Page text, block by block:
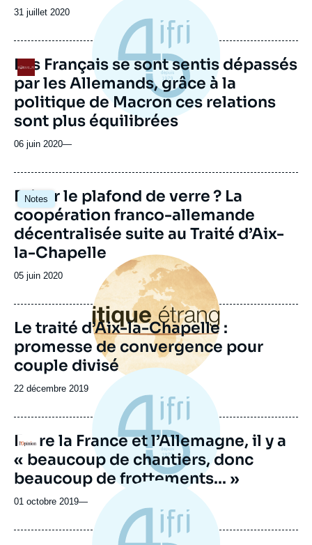
Date
publication
31 juillet 2020
Logo
Les Français se sont sentis dépassés
par les Allemands, grâce à la
politique de Macron ces relations
sont plus équilibrées
06 juin 2020—
Notes
Image
principale
Briser le plafond de verre ? La
coopération franco-allemande
décentralisée suite au Traité d’Aix-
la-Chapelle
Date
publication
05 juin 2020
Image
principale
Le traité d’Aix-la-Chapelle :
promesse de convergence pour
couple divisé
Date
publication
22 décembre 2019
Logo
Entre la France et l’Allemagne, il y a
« beaucoup de chantiers, donc
beaucoup de frottements... »
01 octobre 2019—